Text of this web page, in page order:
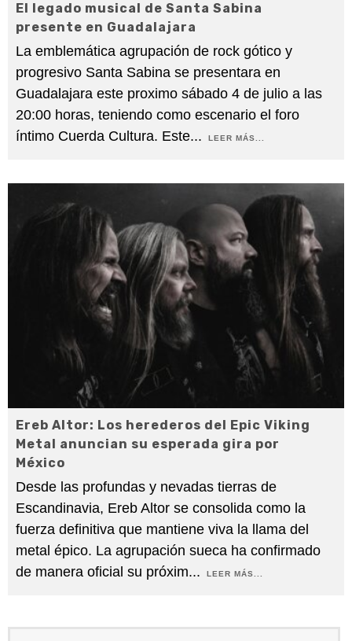
El legado musical de Santa Sabina
presente en Guadalajara
La emblemática agrupación de rock gótico y
progresivo Santa Sabina se presentara en
Guadalajara este proximo sábado 4 de julio a las
20:00 horas, teniendo como escenario el foro
íntimo Cuerda Cultura. Este... LEER MÁS...
Ereb Altor: Los herederos del Epic Viking
Metal anuncian su esperada gira por
México
Desde las profundas y nevadas tierras de
Escandinavia, Ereb Altor se consolida como la
fuerza definitiva que mantiene viva la llama del
metal épico. La agrupación sueca ha confirmado
de manera oficial su próxim... LEER MÁS...